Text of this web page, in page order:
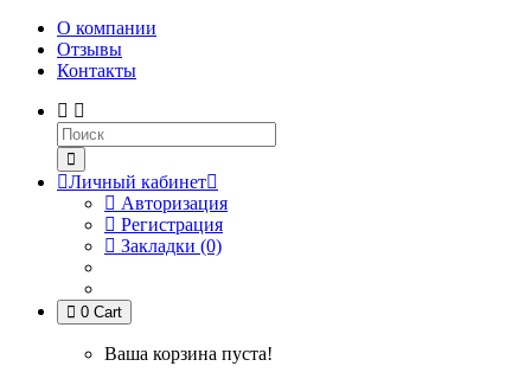
О компании
Отзывы
Контакты
Личный кабинет
Авторизация
Регистрация
Закладки (0)
0 Cart
Ваша корзина пуста!